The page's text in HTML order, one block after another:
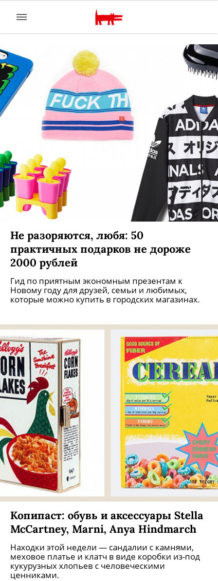
Не разоряются, любя: 50
практичных подарков не дороже
2000 рублей
Гид по приятным экономным презентам к
Новому году для друзей, семьи и любимых,
которые можно купить в городских магазинах.
Копипаст: обувь и аксессуары Stella
McCartney, Marni, Anya Hindmarch
Находки этой недели — сандалии с камнями,
меховое платье и клатч в виде коробки из-под
кукурузных хлопьев с человеческими
ценниками.